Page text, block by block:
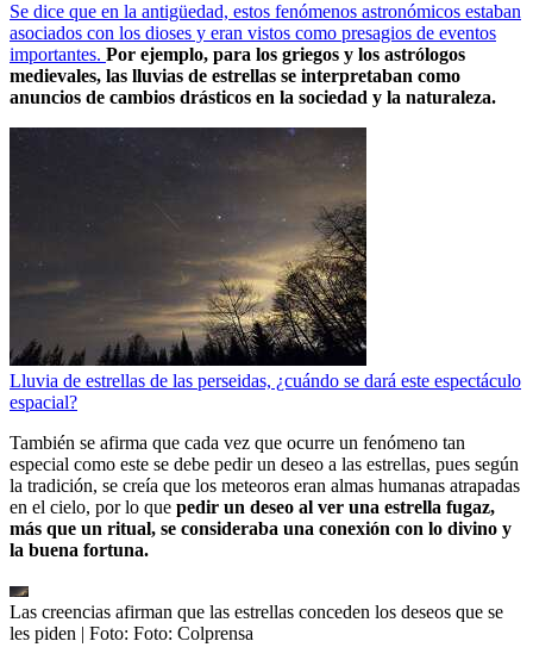
Se dice que en la antigüedad, estos fenómenos astronómicos estaban
asociados con los dioses y eran vistos como presagios de eventos
importantes. Por ejemplo, para los griegos y los astrólogos
medievales, las lluvias de estrellas se interpretaban como
anuncios de cambios drásticos en la sociedad y la naturaleza.
Lluvia de estrellas de las perseidas, ¿cuándo se dará este espectáculo
espacial?
También se afirma que cada vez que ocurre un fenómeno tan
especial como este se debe pedir un deseo a las estrellas, pues según
la tradición, se creía que los meteoros eran almas humanas atrapadas
en el cielo, por lo que pedir un deseo al ver una estrella fugaz,
más que un ritual, se consideraba una conexión con lo divino y
la buena fortuna.
Las creencias afirman que las estrellas conceden los deseos que se
les piden | Foto: Foto: Colprensa